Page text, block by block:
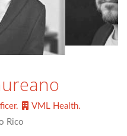
VML Health.
Rico